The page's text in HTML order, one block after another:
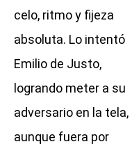
celo, ritmo y fijeza
absoluta. Lo intentó
Emilio de Justo,
logrando meter a su
adversario en la tela,
aunque fuera por